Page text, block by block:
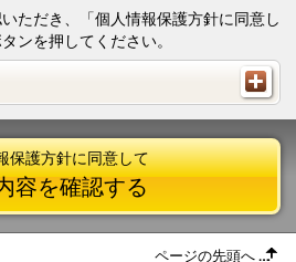
ただき、「個人情報保護方針に同意し
ンを押してください。
保護方針に同意して
容を確認する
ページの先頭へ